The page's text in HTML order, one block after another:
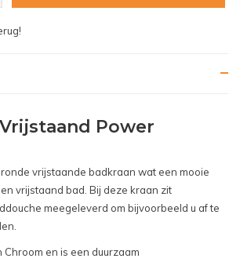
v.a. € 150,- (NL)
Power
vrijstaande badkraan wat een mooie
vrijstaand bad. Bij deze kraan zit
meegeleverd om bijvoorbeeld u af te
en is een duurzaam